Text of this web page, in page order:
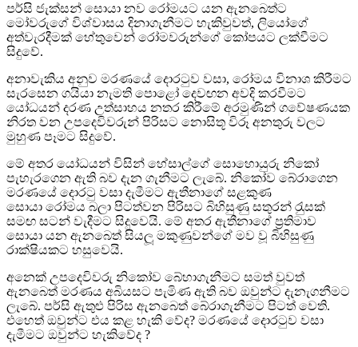
පර්සි ජැක්සන් සොයා නව රෝමයට යන ඇනබෙත්ට
මෝවරුගේ විශ්වාසය දිනාගැනීමට හැකිවුවත්, ලියෝගේ
අත්වැරදීමක් හේතුවෙන් රෝමවරුන්ගේ කෝපයට ලක්වීමට
සිදුවේ.
අනාවැකිය අනුව මරණයේ දොරටුව වසා, රෝමය විනාශ කිරීමට
සැරසෙන ගයියා නැමති පොළෝ දෙවඟන අවදි කරවීමට
යෝධයන් දරණ උත්සාහය නතර කිරීමේ අරමුණින් ගවේෂණයක
නිරත වන උපදෙවිවරුන් පිරිසට නොසිතූ විරූ අනතුරු වලට
මුහුණ පෑමට සිදුවේ.
මේ අතර යෝධයන් විසින් හේසාල්ගේ සොහොයුරු නිකෝ
පැහැරගෙන ඇති බව දැන ගැනීමට ලැබේ. නිකෝව බේරාගෙන
මරණයේ දොරටු වසා දැමීමට ඇතීනාගේ සළකුණ
සොයා රෝමය බලා පිටත්වන පිරිසට බිහිසුණු සතුරන් රැුසක්
සමඟ සටන් වැදීමට සිදුවෙයි. මේ අතර ඇතීනාගේ පරතිමාව
සොයා යන ඇනබෙත් සියලූ මකුණුවන්ගේ මව වූ බිහිසුණු
රාක්ෂියකට හසුවෙයි.
අනෙක් උපදෙවිවරු නිකෝව බේහාගැනීමට සමත් වුවත්
ඇනබෙත් මරණය අබියසට පැමිණ ඇති බව ඔවුන්ට දැනැගනීමට
ලැබේ. පර්සි ඇතුළු පිරිස ඇනබෙත් බේරාගැනීමට පිටත් වෙති.
එහෙත් ඔවුන්ට එය කළ හැකි වේද? මරණයේ දොරටුව වසා
දැමීමට ඔවුන්ට හැකිවේද ?